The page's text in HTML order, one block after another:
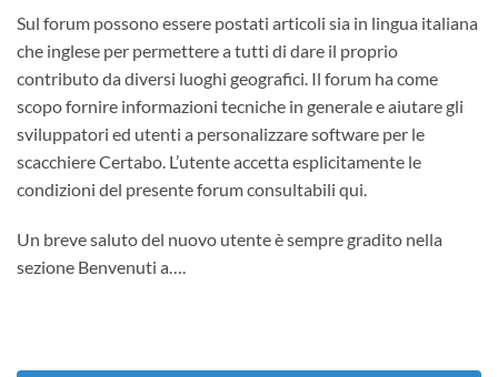
Sul forum possono essere postati articoli sia in lingua italiana
che inglese per permettere a tutti di dare il proprio
contributo da diversi luoghi geografici. Il forum ha come
scopo fornire informazioni tecniche in generale e aiutare gli
sviluppatori ed utenti a personalizzare software per le
scacchiere Certabo. L’utente accetta esplicitamente le
condizioni del presente forum consultabili qui.
Un breve saluto del nuovo utente è sempre gradito nella
sezione Benvenuti a….